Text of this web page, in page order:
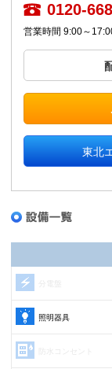
0120-
営業時間 9:00～
東北
照明器具